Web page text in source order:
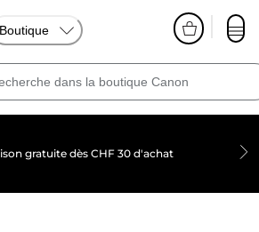
Boutique
gratuite dès CHF 30 d'achat